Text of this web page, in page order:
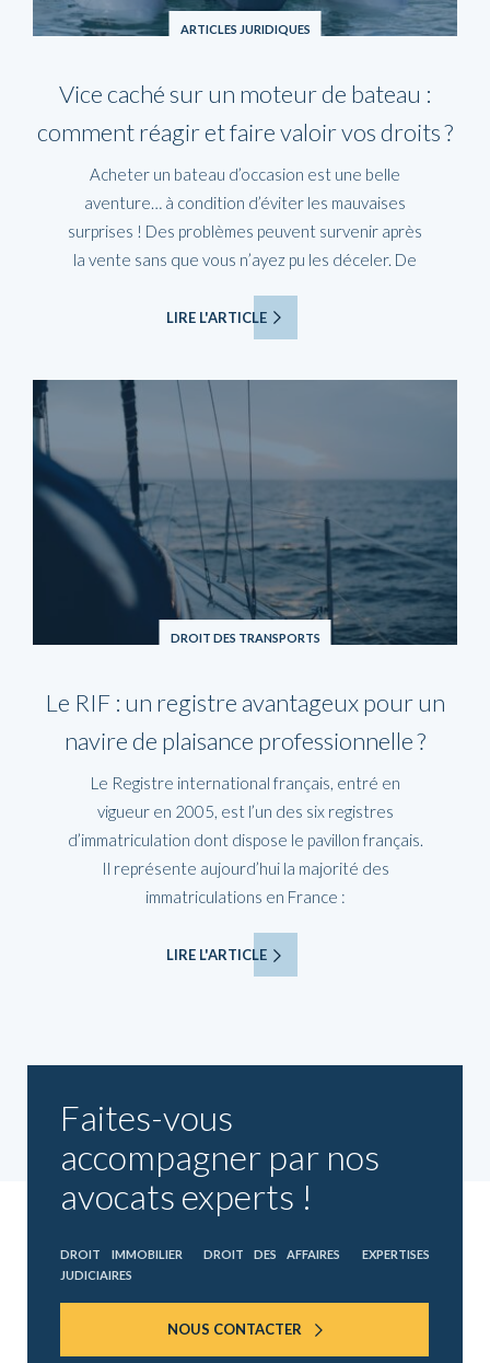
ARTICLES JURIDIQUES
Vice caché sur un moteur de bateau :
comment réagir et faire valoir vos droits ?
Acheter un bateau d’occasion est une belle
aventure… à condition d’éviter les mauvaises
surprises ! Des problèmes peuvent survenir après
la vente sans que vous n’ayez pu les déceler. De
LIRE L'ARTICLE
DROIT DES TRANSPORTS
Le RIF : un registre avantageux pour un
navire de plaisance professionnelle ?
Le Registre international français, entré en
vigueur en 2005, est l’un des six registres
d’immatriculation dont dispose le pavillon français.
Il représente aujourd’hui la majorité des
immatriculations en France :
LIRE L'ARTICLE
Faites-vous
accompagner par nos
avocats experts !
DROIT IMMOBILIER DROIT DES AFFAIRES
EXPERTISES
JUDICIAIRES
NOUS CONTACTER